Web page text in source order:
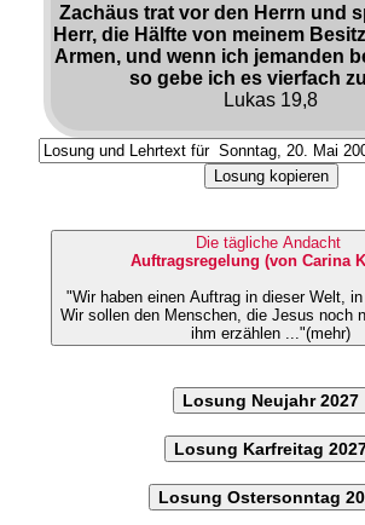
Zachäus trat vor den Herrn und
Herr, die Hälfte von meinem
Armen, und wenn ich jemanden
so gebe ich es vierfach
Lukas 19,8
Losung kopieren
Die tägliche Andacht
Auftragsregelung (von Carina
"Wir haben einen Auftrag in dieser Welt, in
Wir sollen den Menschen, die Jesus noch
ihm erzählen ..."(mehr)
Losung Neujahr 2027
Losung Karfreitag
Losung Ostersonntag